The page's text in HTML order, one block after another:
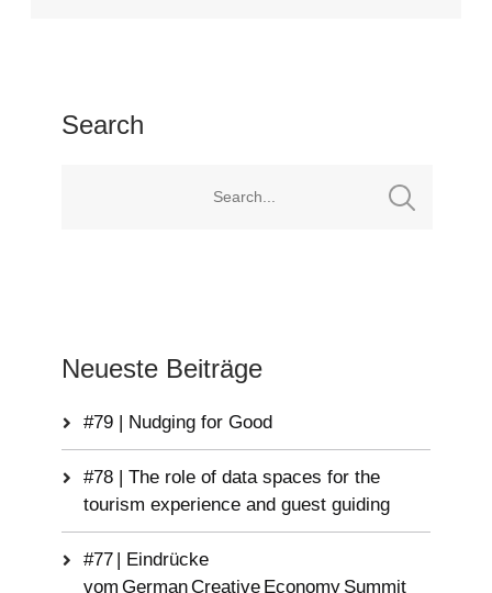
Search
Neueste Beiträge
#79 | Nudging for Good
#78 | The role of data spaces for the
tourism experience and guest guiding
#77 | Eindrücke
vom German Creative Economy Summit